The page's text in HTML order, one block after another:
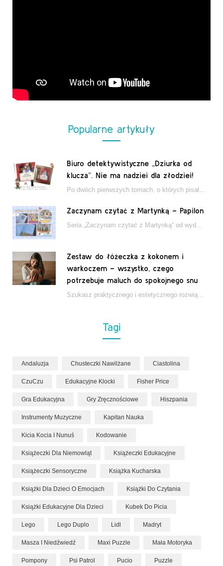
Popularne artykuły
Biuro detektywistyczne „Dziurka od
klucza”. Nie ma nadziei dla złodziei!
Zaczynam czytać z Martynką – Papilon
Zestaw do łóżeczka z kokonem i
warkoczem – wszystko, czego
potrzebuje maluch do spokojnego snu
Tagi
Andaluzja Chusteczki Nawilżane Ciastolina
CzuCzu Edukacyjne Klocki Fisher Price
Gra Edukacyjna Gry Zręcznościowe Hiszpania
Instrumenty Muzyczne Kapitan Nauka
Kicia Kocia I Nunuś Kodowanie
Książeczki Dla Niemowląt Książeczki Edukacyjne
Książeczki Sensoryczne Książka Kucharska
Książki Dla Dzieci O Emocjach Książki Do Czytania
Książki Edukacyjne Dla Dzieci Kubek Do Picia
Lego Lego Duplo Lidl Madryt
Masza I Niedźwiedź Maxi Puzzle Mała Motoryka
Pompony Psi Patrol Pucio Puzzle